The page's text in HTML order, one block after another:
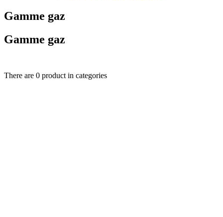
Gamme gaz
Gamme gaz
There are 0 product in categories